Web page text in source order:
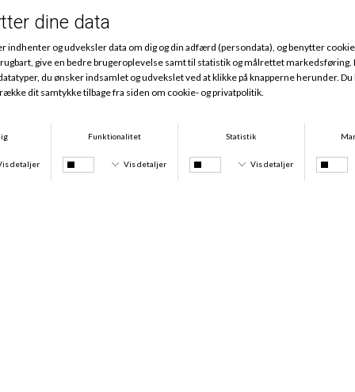
Badetøj til damer fra populære brands
Bliv klar til sommer og sol med lækkert badetøj til damer. Her
på siden finder du skønt og elegant badetøj fra flere forskellige
lækre designer brands. Tag for eksempel et kig på badetøj fra:
Tommy Hilfiger
Missya